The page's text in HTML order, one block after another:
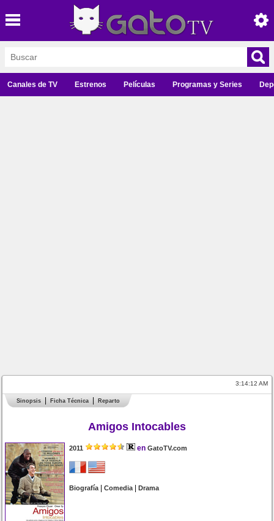
Canales de TV Estrenos Películas Programas y Series
3:14:12 AM
Sinopsis Ficha Técnica Reparto
Amigos Intocables
2011 en GatoTV.com
Biografía|Comedia|Drama